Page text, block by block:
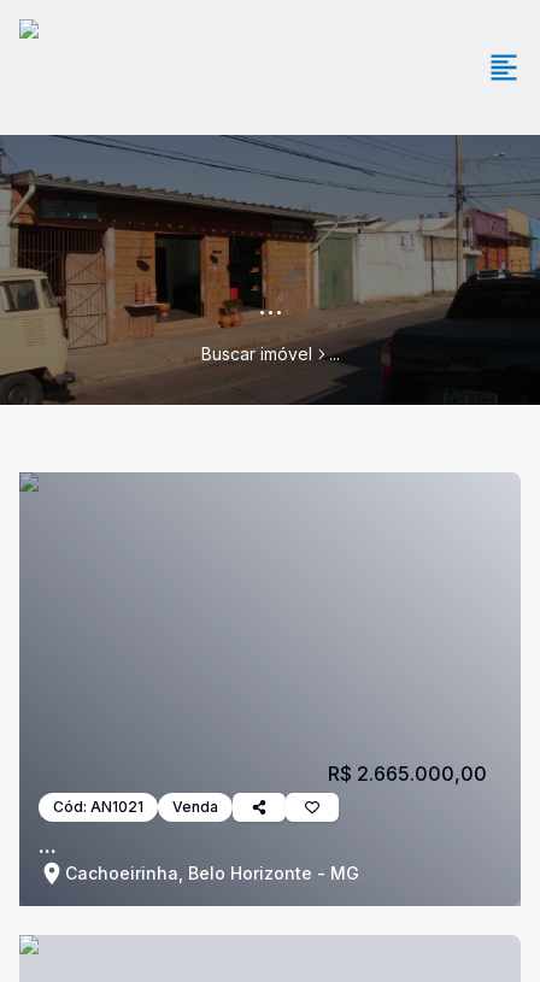
...
Buscar imóvel ...
Cód: AN1021 Venda
...
Cachoeirinha, Belo Horizonte - MG
R$ 2.665.000,00